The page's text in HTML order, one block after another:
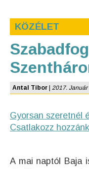
KÖZÉLET
Antal Tibor 2017. Január
Gyorsan szeretnél
Csatlakozz
A mai naptól Baja